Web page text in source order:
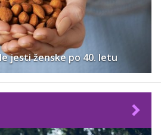
jesti ženske po 40. letu